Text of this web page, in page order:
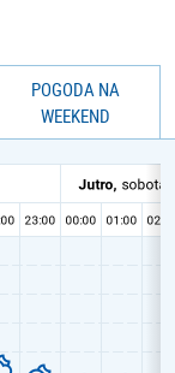
POGODA NA
WEEKEND